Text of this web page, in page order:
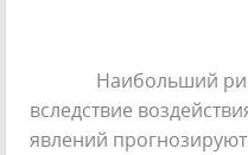
Наибольший риск
вследствие
явлений